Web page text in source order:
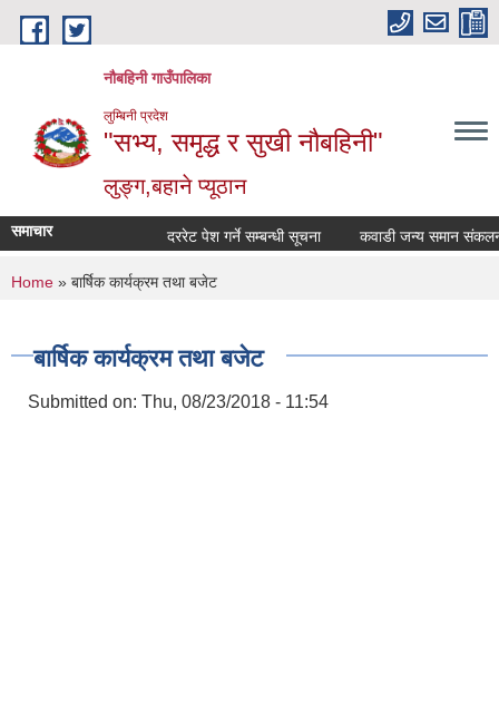
Skip to main content
नौबहिनी गाउँपालिका
लुम्बिनी प्रदेश
"सभ्य, समृद्ध र सुखी नौबहिनी"
लुङ्ग,बहाने प्यूठान
समाचार दररेट पेश गर्ने सम्बन्धी सूचना
You are here
Home » बार्षिक कार्यक्रम तथा बजेट
बार्षिक कार्यक्रम तथा बजेट
Submitted on: Thu, 08/23/2018 - 11:54